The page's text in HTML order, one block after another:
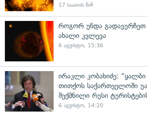
17 საათის წინ
როგორ უნდა
ახალი კვლევა
6 აგვისტო, 15:36
ირაკლი კობახიძე: "ყალბი
თითქოს საქართველოში
შექმნილი რუსი
6 აგვისტო, 14:20